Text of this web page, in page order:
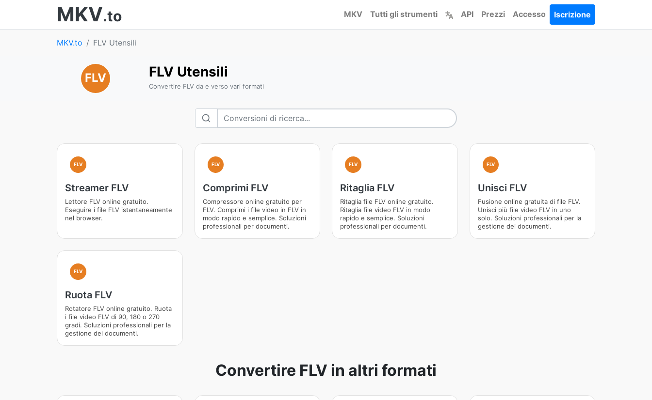
MKV.to MKV Tutti gli strumenti API Prezzi Accesso Iscrizione
MKV.to FLV Utensili
FLV FLV Utensili
Convertire FLV da e verso vari formati
FLV
Streamer FLV
Lettore FLV online gratuito.
Eseguire i file FLV istantaneamente
nel browser.
FLV
Comprimi FLV
Compressore online gratuito per
FLV. Comprimi i file video in FLV in
modo rapido e semplice. Soluzioni
professionali per documenti.
FLV
Ritaglia FLV
Ritaglia file FLV online gratuito.
Ritaglia file video FLV in modo
rapido e semplice. Soluzioni
professionali per documenti.
FLV
Unisci FLV
Fusione online gratuita di file FLV.
Unisci più file video FLV in uno
solo. Soluzioni professionali per la
gestione dei documenti.
FLV
Ruota FLV
Rotatore FLV online gratuito. Ruota
i file video FLV di 90, 180 o 270
gradi. Soluzioni professionali per la
gestione dei documenti.
Convertire FLV in altri formati